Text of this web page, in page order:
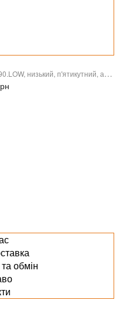
Lidz Душовий піддон DOZORCA SC90x90.LOW, низький, п'ятикутний, акриловий + ніжки, діаметр зливу 50 мм
обмін